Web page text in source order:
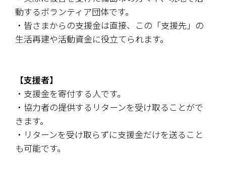
動するボランティア団体です。
・皆さまからの支援金は直接、この「支援先」の
生活再建や活動資金に役立てられます。
【支援者】
・支援金を寄付する人です。
・協力者の提供するリターンを受け取ることがで
きます。
・リターンを受け取らずに支援金だけを送ること
も可能です。